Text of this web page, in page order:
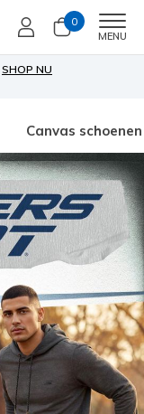
0
MENU
SHOP NU
Canvas schoenen